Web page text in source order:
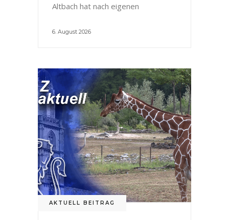
Altbach hat nach eigenen
6. August 2026
AKTUELL BEITRAG